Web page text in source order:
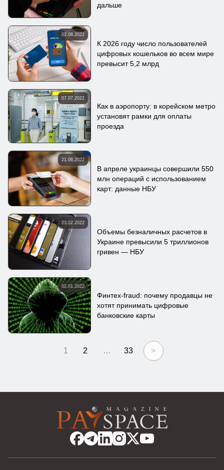
дальше
02.08.2022
К 2026 году число пользователей
цифровых кошельков во всем мире
превысит 5,2 млрд
07.07.2022
Как в аэропорту: в корейском метро
установят рамки для оплаты
проезда
21.06.2022
В апреле украинцы совершили 550
млн операций с использованием
карт: данные НБУ
23.02.2022
Объемы безналичных расчетов в
Украине превысили 5 триллионов
гривен — НБУ
02.01.2022
Финтех-fraud: почему продавцы не
хотят принимать цифровые
банковские карты
1 2 … 33 >